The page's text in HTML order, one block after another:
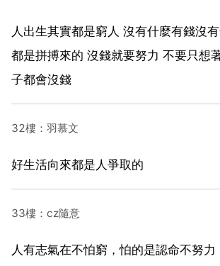
人出生其實都是窮人 沒有什麼有錢沒
都是拼搏來的 沒錢就要努力 不要只想
子都會沒錢
32樓：羽慕文
好生活向來都是人爭取的
33樓：cz隨意
人有志氣在不怕窮，怕的是認命不努力